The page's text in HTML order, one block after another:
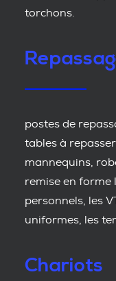
torchons.
postes de
tables à
mannequins,
remise en forme
personnels, les
uniformes, les
Chariots